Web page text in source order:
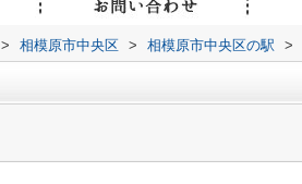
> 相模原市中央区 > 相模原市中央区の駅 >